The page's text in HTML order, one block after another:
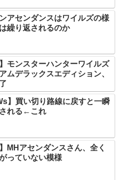
RSS
アセンダンスはワイルズの様
繰り返されるのか
】モンスターハンターワイルズ
ムデラックスエディション、
】買い切り路線に戻すと一瞬
れる←これ
】MHアセンダンスさん、全く
っていない模様